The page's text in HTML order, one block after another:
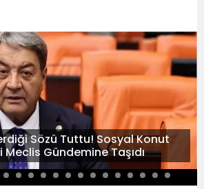
Sözü Tuttu! Sosyal Konut
Meclis Gündemine Taşıdı